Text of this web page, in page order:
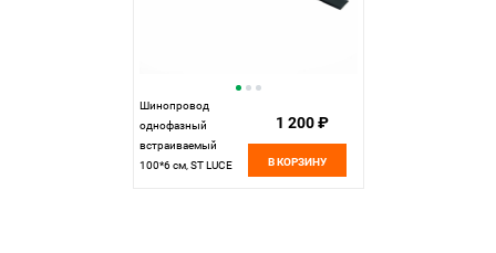
Шинопровод
однофазный
встраиваемый
100*6 см, ST LUCE
1 200 ₽
В КОРЗИНУ